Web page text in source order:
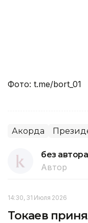
Фото: t.me/bort_01
Акорда
без автора
Автор
14:30, 31 Июля 2026
Токаев